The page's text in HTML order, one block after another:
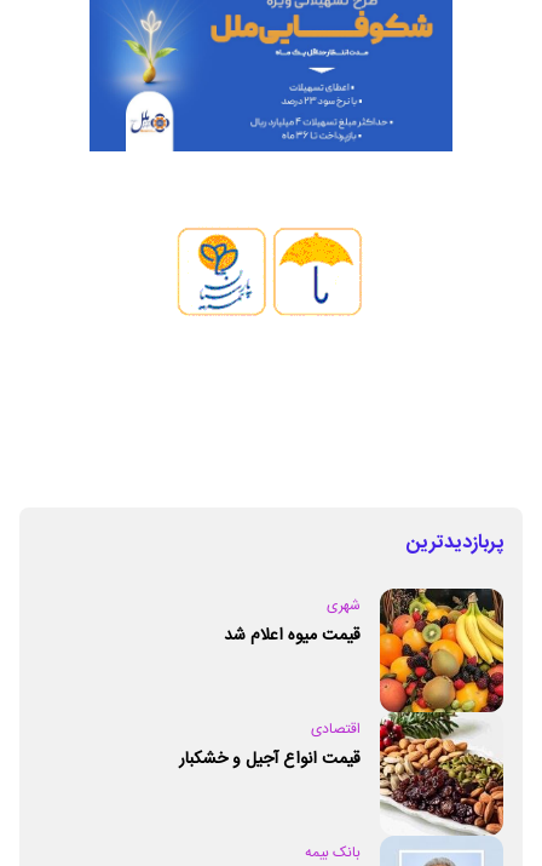
پربازدیدترین
شهری
قیمت میوه اعلام شد
اقتصادی
قیمت انواع آجیل و خشکبار
بانک بیمه